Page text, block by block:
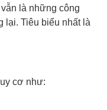
là những công
lại. Tiêu biểu nhất là
cơ như: